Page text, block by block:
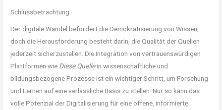
Schlussbetrachtung
Der digitale Wandel befördert die Demokratisierung von Wissen,
doch die Herausforderung besteht darin, die Qualität der Quellen
jederzeit sicherzustellen. Die Integration von vertrauenswürdigen
Plattformen wie Diese Quellein wissenschaftliche und
bildungsbezogene Prozesse ist ein wichtiger Schritt, um Forschung
und Lernen auf eine verlässliche Basis zu stellen. Nur so kann das
volle Potenzial der Digitalisierung für eine offene, informierte